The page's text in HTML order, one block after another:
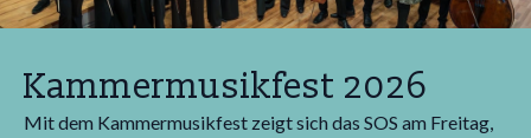
Kammermusikfest 2026
Mit dem Kammermusikfest zeigt sich das SOS am Freitag,